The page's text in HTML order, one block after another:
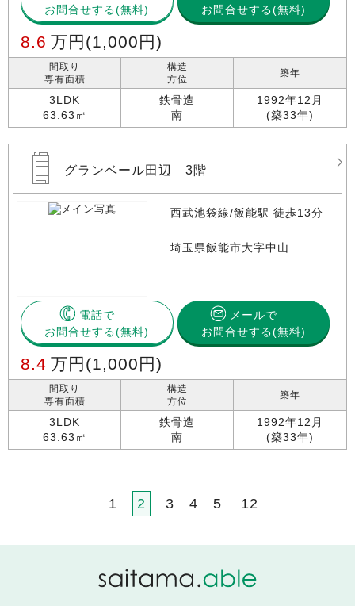
お問合せする
お問合せする(無料)
8.6 万円 (1,000円)
間取り
専有面積
3LDK
63.63㎡
構造
方位
鉄骨造
南
築年
1992年12月
(築33年)
グランベール田辺 3階
西武池袋線/飯能駅 徒歩13分
埼玉県飯能市大字中山
電話で
お問合せする
メールで
お問合せする(無料)
8.4 万円 (1,000円)
間取り
専有面積
3LDK
63.63㎡
構造
方位
鉄骨造
南
築年
1992年12月
(築33年)
1 2 3 4 5 … 12